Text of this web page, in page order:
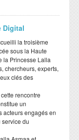
Digital
la troisième
sous la Haute
la Princesse Lalla
chercheurs, experts,
clés des
rencontre
un
acteurs engagés en
service du